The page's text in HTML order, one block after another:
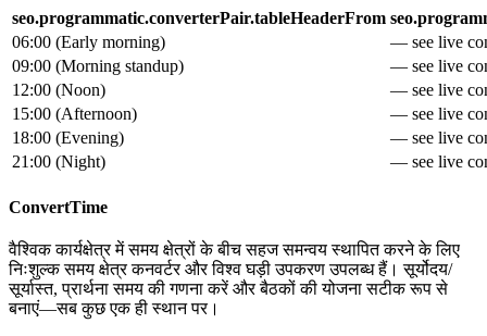
seo.programmatic.converterPair.tableHeaderFrom
06:00 (Early morning)
— see live
09:00 (Morning standup)
— see live
12:00 (Noon)
— see live
15:00 (Afternoon)
— see live
18:00 (Evening)
— see live
21:00 (Night) — see live
ConvertTime
वैश्विक कार्यक्षेत्र में समय क्षेत्रों के बीच सहज समन्वय स्थापित करने के लिए
निःशुल्क समय क्षेत्र कनवर्टर और विश्व घड़ी उपकरण उपलब्ध हैं। सूर्योदय/
सूर्यास्त, प्रार्थना समय की गणना करें और बैठकों की योजना सटीक रूप से
बनाएं—सब कुछ एक ही स्थान पर।